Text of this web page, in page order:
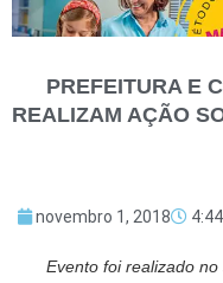
PREFEITURA E
REALIZAM AÇÃO
novembro 1, 2018
Evento foi realizado